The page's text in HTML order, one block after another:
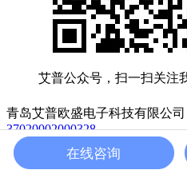
艾普公众号，扫一扫关注
青岛艾普欧盛电子科技有限公
37020002000328
友情链接:
艾普智能
鲁ICP备
网站地图
分享：
在线咨询